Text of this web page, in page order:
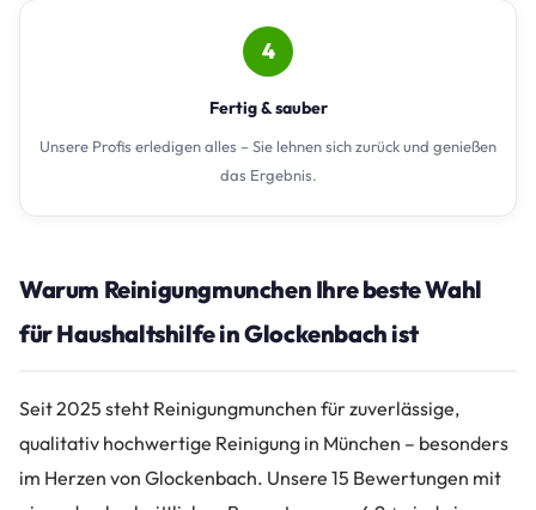
4
Fertig & sauber
Unsere Profis erledigen alles – Sie lehnen sich zurück und genießen
das Ergebnis.
Warum Reinigungmunchen Ihre beste Wahl
für Haushaltshilfe in Glockenbach ist
Seit 2025 steht Reinigungmunchen für zuverlässige,
qualitativ hochwertige Reinigung in München – besonders
im Herzen von Glockenbach. Unsere 15 Bewertungen mit